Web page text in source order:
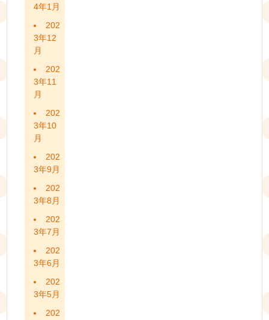
4年1月
202
3年12
月
202
3年11
月
202
3年10
月
202
3年9月
202
3年8月
202
3年7月
202
3年6月
202
3年5月
202